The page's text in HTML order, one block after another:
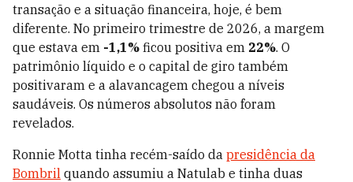
transação e a situação financeira, hoje, é bem
diferente. No primeiro trimestre de 2026, a margem
que estava em -1,1% ficou positiva em 22%. O
patrimônio líquido e o capital de giro também
positivaram e a alavancagem chegou a níveis
saudáveis. Os números absolutos não foram
revelados.
Ronnie Motta tinha recém-saído da presidência da
Bombril quando assumiu a Natulab e tinha duas